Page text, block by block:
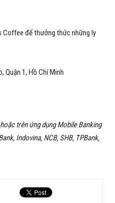
Coffee để thưởng thức những ly
Quận 1, Hồ Chí Minh
trên ứng dụng Mobile Banking
Indovina, NCB, SHB, TPBank,